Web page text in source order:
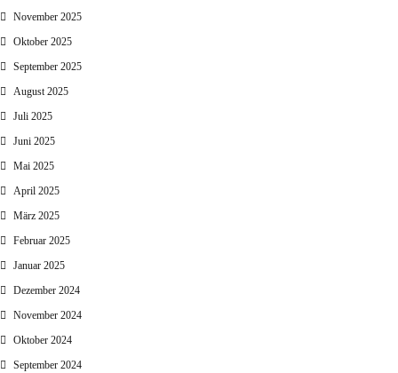
November 2025
Oktober 2025
September 2025
August 2025
Juli 2025
Juni 2025
Mai 2025
April 2025
März 2025
Februar 2025
Januar 2025
Dezember 2024
November 2024
Oktober 2024
September 2024